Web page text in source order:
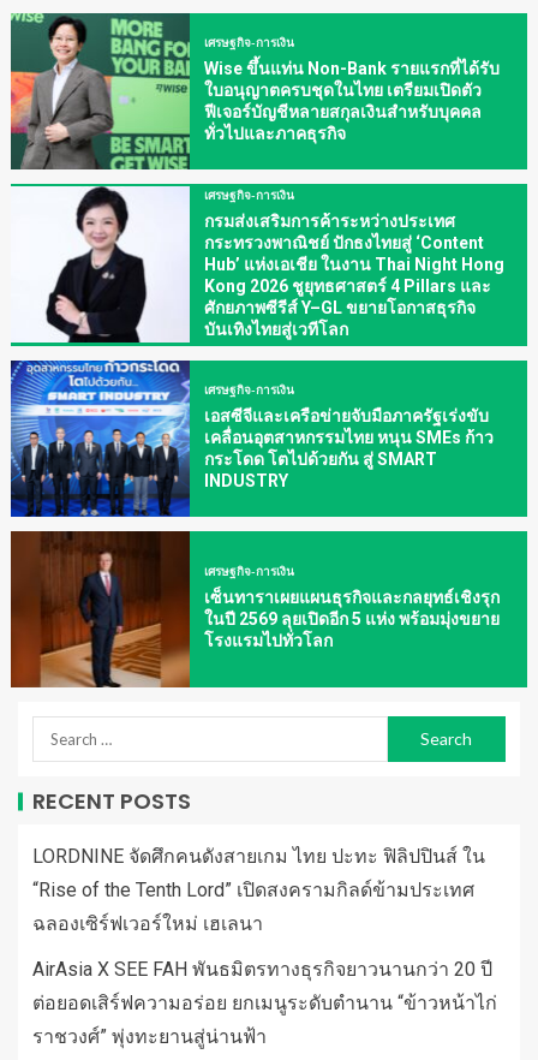
เศรษฐกิจ-การเงิน
Wise ขึ้นแท่น Non-Bank รายแรกที่ได้รับ
ใบอนุญาตครบชุดในไทย เตรียมเปิดตัว
ฟีเจอร์บัญชีหลายสกุลเงินสำหรับบุคคล
ทั่วไปและภาคธุรกิจ
เศรษฐกิจ-การเงิน
กรมส่งเสริมการค้าระหว่างประเทศ
กระทรวงพาณิชย์ ปักธงไทยสู่ ‘Content
Hub’ แห่งเอเชีย ในงาน Thai Night Hong
Kong 2026 ชูยุทธศาสตร์ 4 Pillars และ
ศักยภาพซีรีส์ Y–GL ขยายโอกาสธุรกิจ
บันเทิงไทยสู่เวทีโลก
เศรษฐกิจ-การเงิน
เอสซีจีและเครือข่ายจับมือภาครัฐเร่งขับ
เคลื่อนอุตสาหกรรมไทย หนุน SMEs ก้าว
กระโดด โตไปด้วยกัน สู่ SMART
INDUSTRY
เศรษฐกิจ-การเงิน
เซ็นทาราเผยแผนธุรกิจและกลยุทธ์เชิงรุก
ในปี 2569 ลุยเปิดอีก 5 แห่ง พร้อมมุ่งขยาย
โรงแรมไปทั่วโลก
RECENT POSTS
LORDNINE จัดศึกคนดังสายเกม ไทย ปะทะ ฟิลิปปินส์ ใน
“Rise of the Tenth Lord” เปิดสงครามกิลด์ข้ามประเทศ
ฉลองเซิร์ฟเวอร์ใหม่ เฮเลนา
AirAsia X SEE FAH พันธมิตรทางธุรกิจยาวนานกว่า 20 ปี
ต่อยอดเสิร์ฟความอร่อย ยกเมนูระดับตำนาน “ข้าวหน้าไก่
ราชวงศ์” พุ่งทะยานสู่น่านฟ้า